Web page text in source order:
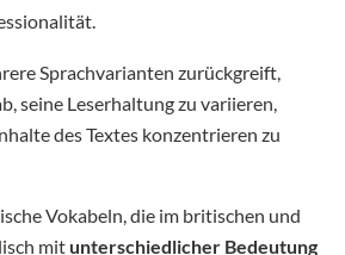
Sprachvarianten zurückgreift,
seine Leserhaltung zu variieren,
des Textes konzentrieren zu
Vokabeln, die im britischen und
mit unterschiedlicher Bedeutung